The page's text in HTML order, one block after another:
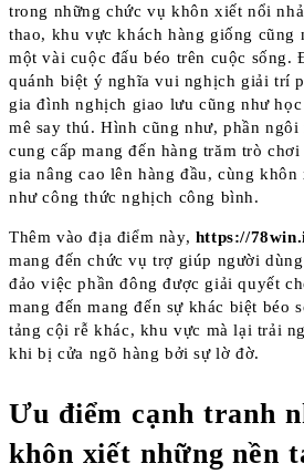
trong những chức vụ khôn xiết nổi
thao, khu vực khách hàng giống
một vài cuộc đấu béo trên cuộc
quánh biệt ý nghĩa vui nghịch giải trí
gia đình nghịch giao lưu cũng như
mê say thú. Hình cũng như, phần
cung cấp mang đến hàng trăm trò
gia nâng cao lên hàng đầu, cùng
như công thức nghịch công bình.
Thêm vào địa điểm này, https://
mang đến chức vụ trợ giúp người
đảo việc phần đông được giải quyết
mang đến mang đến sự khác biệt béo
tảng cội rễ khác, khu vực mà lại trải
khi bị cửa ngõ hàng bởi sự lờ đờ.
Ưu điểm cạnh tranh
khôn xiết những nền